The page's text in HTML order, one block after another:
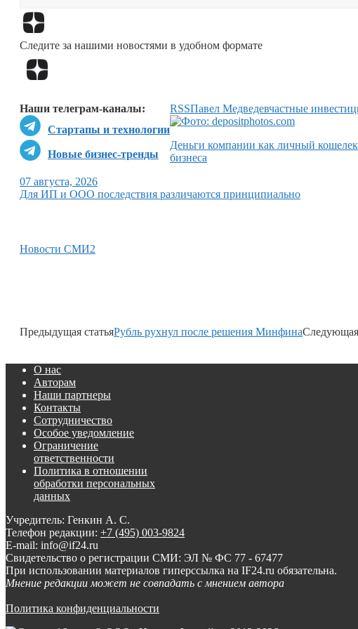
Следите за нашими новостями в удобном формате
Наши телеграм-каналы:
Стартапы и технологии
Новые бизнес-тренды
RSSПавел Медведевчастные
Деньги компании как личный
бизнеса
07 августа, 2026
Для ИП и ООО последствия различаются принципиально
Новости СМИ2
Предыдущая статьяРубль рухнул после решения МинфинаСледующая
О нас
Авторам
Наши партнеры
Контакты
Сотрудничество
Особое уведомление
Ограничение
ответственности
Политика в отношении
обработки персональных
данных
Учредитель: Генкин А. С.
Телефон редакции: +7 (495) 003-9824
E-mail: info@if24.ru
Свидетельство о регистрации СМИ: ЭЛ № ФС 77 - 67477
При использовании материалов гиперссылка на IF24.ru обязательна.
Мнение редакции может не совпадать с мнением автора
Политика конфиденциальности